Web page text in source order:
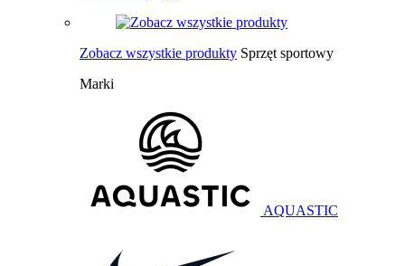
Zobacz wszystkie produkty Sprzęt sportowy
Marki
AQUASTIC